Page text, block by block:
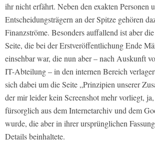
ihr nicht erfährt. Neben den exakten Personen
Entscheidungsträgern an der Spitze gehören
Finanzströme. Besonders auffallend ist aber
Seite, die bei der Erstveröffentlichung Ende
einsehbar war, die nun aber – nach Auskunft
IT-Abteilung – in den internen Bereich
sich dabei um die Seite „Prinzipien unserer
der mir leider kein Screenshot mehr vorliegt,
fürsorglich aus dem Internetarchiv und dem
wurde, die aber in ihrer ursprünglichen
Details beinhaltete.